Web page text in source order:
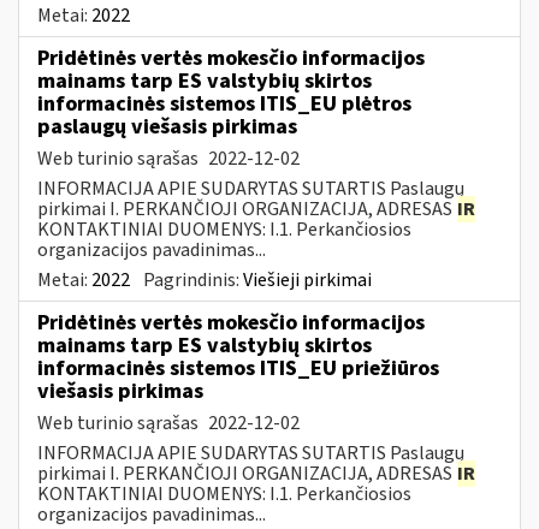
Metai: 2022
Pridėtinės vertės mokesčio informacijos
mainams tarp ES valstybių skirtos
informacinės sistemos ITIS_EU plėtros
paslaugų viešasis pirkimas
Web turinio sąrašas 2022-12-02
INFORMACIJA APIE SUDARYTAS SUTARTIS Paslaugų
pirkimai I. PERKANČIOJI ORGANIZACIJA, ADRESAS IR
KONTAKTINIAI DUOMENYS: I.1. Perkančiosios
organizacijos pavadinimas...
Metai: 2022 Pagrindinis:Viešieji pirkimai
Pridėtinės vertės mokesčio informacijos
mainams tarp ES valstybių skirtos
informacinės sistemos ITIS_EU priežiūros
viešasis pirkimas
Web turinio sąrašas 2022-12-02
INFORMACIJA APIE SUDARYTAS SUTARTIS Paslaugų
pirkimai I. PERKANČIOJI ORGANIZACIJA, ADRESAS IR
KONTAKTINIAI DUOMENYS: I.1. Perkančiosios
organizacijos pavadinimas...